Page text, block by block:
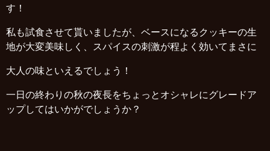
す！
私も試食させて貰いましたが、ベースになるクッキーの生
地が大変美味しく、スパイスの刺激が程よく効いてまさに
大人の味といえるでしょう！
一日の終わりの秋の夜長をちょっとオシャレにグレードア
ップしてはいかがでしょうか？